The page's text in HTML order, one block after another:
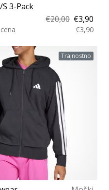
S 3-Pack
€20,00 €3,90
€3,90
velikost Trajnostno